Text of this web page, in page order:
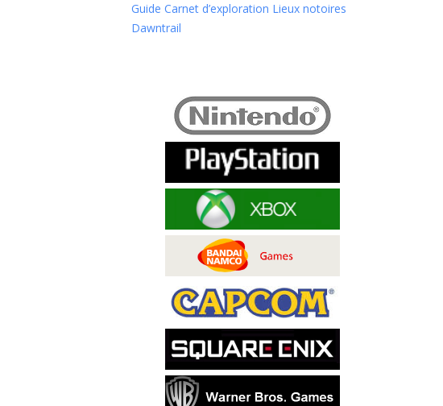
Guide Carnet d’exploration Lieux notoires
Dawntrail